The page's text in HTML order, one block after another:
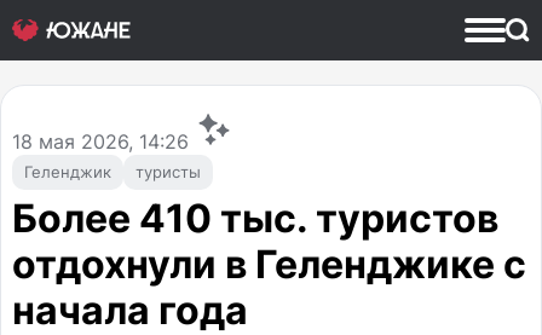
Геленджик туристы
18 мая 2026, 14:26
Более 410 тыс. туристов
отдохнули в Геленджике с
начала года